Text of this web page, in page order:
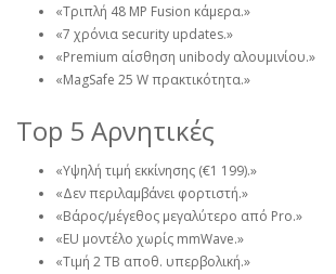
«Τριπλή 48 MP Fusion κάμερα.»
«7 χρόνια security updates.»
«Premium αίσθηση unibody αλουμινίου.»
«MagSafe 25 W πρακτικότητα.»
Top 5 Αρνητικές
«Υψηλή τιμή εκκίνησης (€1 199).»
«Δεν περιλαμβάνει φορτιστή.»
«Βάρος/μέγεθος μεγαλύτερο από Pro.»
«EU μοντέλο χωρίς mmWave.»
«Τιμή 2 TB αποθ. υπερβολική.»